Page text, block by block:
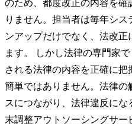
のため、都度改正の内容を
りません。担当者は毎年シ
ンアップだけでなく、法改正
ます。 しかし法律の専門家
される法律の内容を正確に
簡単ではありません。法律の
スにつながり、法律違反に
末調整アウトソーシングサ